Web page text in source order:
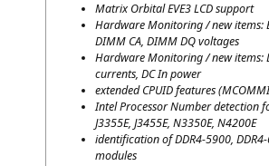
Matrix Orbi­talEVE3LCDsupport
Hard­ware Moni­to­ring / new items:
DIMM CA, DIMMDQvoltages
Hard­ware Moni­to­ring / new items:
curr­ents, DCIn power
exten­dedCPUIDfea­tures (
Intel Pro­ces­sor Num­ber detec­tion
J3355E, J3455E, N3350E, N4200E
iden­ti­fi­ca­ti­on ofDDR4-5900,
modules